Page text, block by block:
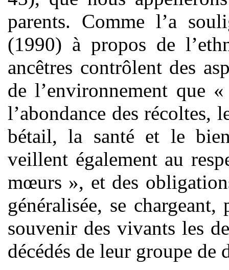
parents. Comme l’a
(1990) à propos de
ancêtres contrôlent des
de l’environnement que
l’abondance des
bétail, la santé et le
veillent également au
mœurs », et des
généralisée, se
souvenir des vivants les
décédés de leur groupe de